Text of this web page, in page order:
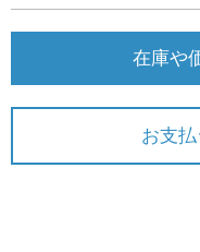
在庫や
お支